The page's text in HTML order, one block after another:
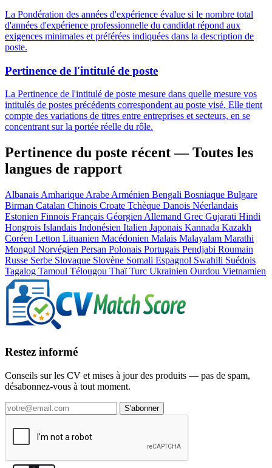
La Pondération des années d'expérience évalue si le nombre total
d'années d'expérience professionnelle du candidat répond aux
exigences minimales et préférées indiquées dans la description de
poste.
Pertinence de l'intitulé de poste
La Pertinence de l'intitulé de poste mesure dans quelle mesure vos
intitulés de postes précédents correspondent au poste visé. Elle tient
compte des variations de titres entre entreprises et secteurs, en se
concentrant sur la portée réelle du rôle.
Pertinence du poste récent — Toutes les
langues de rapport
Albanais Amharique Arabe Arménien Bengali Bosniaque Bulgare
Birman Catalan Chinois Croate Tchèque Danois Néerlandais
Estonien Finnois Français Géorgien Allemand Grec Gujarati Hindi
Hongrois Islandais Indonésien Italien Japonais Kannada Kazakh
Coréen Letton Lituanien Macédonien Malais Malayalam Marathi
Mongol Norvégien Persan Polonais Portugais Pendjabi Roumain
Russe Serbe Slovaque Slovène Somali Espagnol Swahili Suédois
Tagalog Tamoul Télougou ThaïTurc Ukrainien Ourdou Vietnamien
Restez informé
Conseils sur les CV et mises à jour des produits — pas de spam,
désabonnez-vous à tout moment.
S'abonner